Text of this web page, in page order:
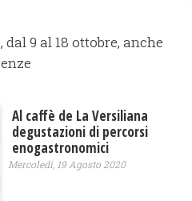
9 al 18 ottobre, anche
Al caffè de La Versiliana
degustazioni di percorsi
enogastronomici
Mercoledì, 19 Agosto 2020